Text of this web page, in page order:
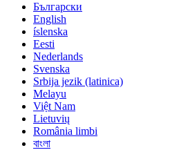
Български
English
íslenska
Eesti
Nederlands
Svenska
Srbija jezik (latinica)
Melayu
Việt Nam
Lietuvių
România limbi
বাংলা